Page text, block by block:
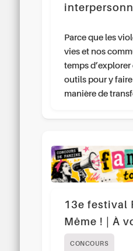
Parce que les
vies et nos
temps
outils pour y
manière de
13e festival
Même ! | À
CONCOURS